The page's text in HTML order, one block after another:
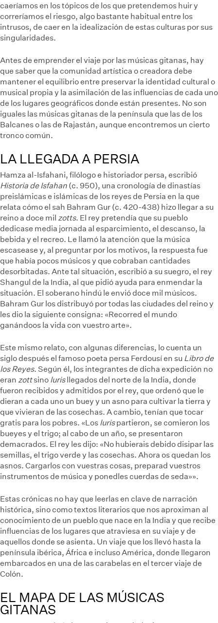
caeríamos en los tópicos de los que pretendemos huir y
correríamos el riesgo, algo bastante habitual entre los
intrusos, de caer en la idealización de estas culturas por sus
singularidades.
Antes de emprender el viaje por las músicas gitanas, hay
que saber que la comunidad artística o creadora debe
mantener el equilibrio entre preservar la identidad cultural o
musical propia y la asimilación de las influencias de cada uno
de los lugares geográficos donde están presentes. No son
iguales las músicas gitanas de la península que las de los
Balcanes o las de Rajastán, aunque encontremos un cierto
tronco común.
LA LLEGADA A PERSIA
Hamza al-Isfahani, filólogo e historiador persa, escribió
Historia de Isfahan (c. 950), una cronología de dinastías
preislámicas e islámicas de los reyes de Persia en la que
relata cómo el sah Bahram Gur (c. 420-438) hizo llegar a su
reino a doce mil zotts. El rey pretendía que su pueblo
dedicase media jornada al esparcimiento, el descanso, la
bebida y el recreo. Le llamó la atención que la música
escasease y, al preguntar por los motivos, la respuesta fue
que había pocos músicos y que cobraban cantidades
desorbitadas. Ante tal situación, escribió a su suegro, el rey
Shangul de la India, al que pidió ayuda para enmendar la
situación. El soberano hindú le envió doce mil músicos.
Bahram Gur los distribuyó por todas las ciudades del reino y
les dio la siguiente consigna: «Recorred el mundo
ganándoos la vida con vuestro arte».
Este mismo relato, con algunas diferencias, lo cuenta un
siglo después el famoso poeta persa Ferdousí en su Libro de
los Reyes. Según él, los integrantes de dicha expedición no
eran zottsino lurisllegados del norte de la India, donde
fueron recibidos y admitidos por el rey, que ordenó que le
dieran a cada uno un buey y un asno para cultivar la tierra y
que vivieran de las cosechas. A cambio, tenían que tocar
gratis para los pobres. «Los lurispartieron, se comieron los
bueyes y el trigo; al cabo de un año, se presentaron
demacrados. El rey les dijo: «No hubierais debido disipar las
semillas, el trigo verde y las cosechas. Ahora os quedan los
asnos. Cargarlos con vuestras cosas, preparad vuestros
instrumentos de música y ponedles cuerdas de seda»».
Estas crónicas no hay que leerlas en clave de narración
histórica, sino como textos literarios que nos aproximan al
conocimiento de un pueblo que nace en la India y que recibe
influencias de los lugares que atraviesa en su viaje y de
aquellos donde se asienta. Un viaje que los llevó hasta la
península ibérica, África e incluso América, donde llegaron
embarcados en una de las carabelas en el tercer viaje de
Colón.
EL MAPA DE LAS MÚSICAS
GITANAS